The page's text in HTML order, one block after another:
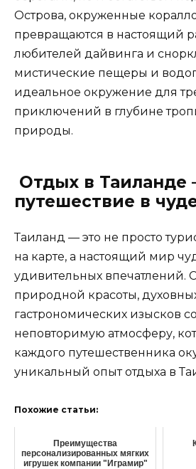
Острова, окруженные
превращаются в настоящий
любителей дайвинга и
мистические пещеры и
идеальное окружение для
приключений в глубине
природы.
Отдых в Таиланде
путешествие в
Таиланд — это не просто
на карте, а настоящий мир
удивительных впечатлений.
природной красоты,
гастрономических изысков
неповторимую атмосферу,
каждого путешественника
уникальный опыт отдыха в
Похожие статьи:
Преимущества
персонализированных мягких
игрушек компании "Играмир"